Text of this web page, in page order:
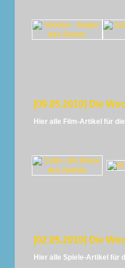
[09.05.2010] Die
Hier alle Film-Artikel für
[02.05.2010] Die
Hier alle Spiele-Artikel für